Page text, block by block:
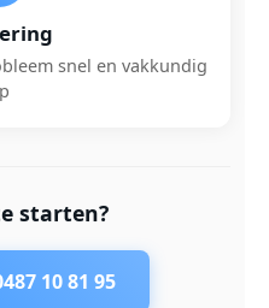
snel en vakkundig
starten?
10 81 95